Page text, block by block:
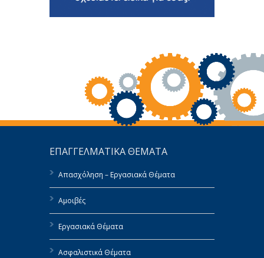
ΕΠΑΓΓΕΛΜΑΤΙΚΑ ΘΕΜΑΤΑ
Απασχόληση – Εργασιακά Θέματα
Αμοιβές
Εργασιακά Θέματα
Ασφαλιστικά Θέματα